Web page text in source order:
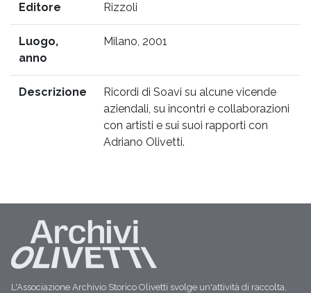
Editore Rizzoli
Luogo,
anno
Milano, 2001
Descrizione
Ricordi di Soavi su alcune vicende
aziendali, su incontri e collaborazioni
con artisti e sui suoi rapporti con
Adriano Olivetti.
L'Associazione Archivio Storico Olivetti svolge un'attività di raccolta,